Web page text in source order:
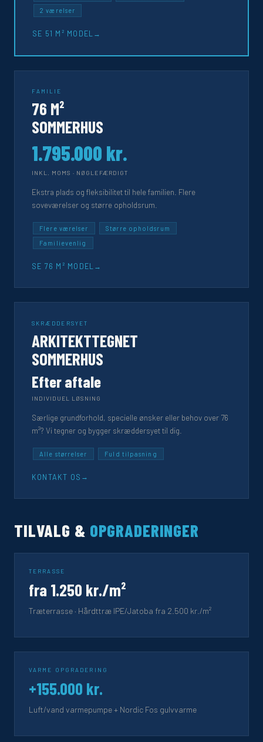
2 værelser
SE 51 M² MODEL
FAMILIE
76 M²
SOMMERHUS
1.795.000 kr.
INKL. MOMS · NØGLEFÆRDIGT
Ekstra plads og fleksibilitet til hele familien. Flere
soveværelser og større opholdsrum.
Flere værelser
Større opholdsrum
Familievenlig
SE 76 M² MODEL
SKRÆDDERSYET
ARKITEKTTEGNET
SOMMERHUS
Efter aftale
INDIVIDUEL LØSNING
Særlige grundforhold, specielle ønsker eller behov over 76
m²? Vi tegner og bygger skræddersyet til dig.
Alle størrelser Fuld tilpasning
KONTAKT OS
TILVALG & OPGRADERINGER
TERRASSE
fra 1.250 kr./m²
Træterrasse · Hårdttræ IPE/Jatoba fra 2.500 kr./m²
VARME OPGRADERING
+155.000 kr.
Luft/vand varmepumpe + Nordic Fos gulvvarme